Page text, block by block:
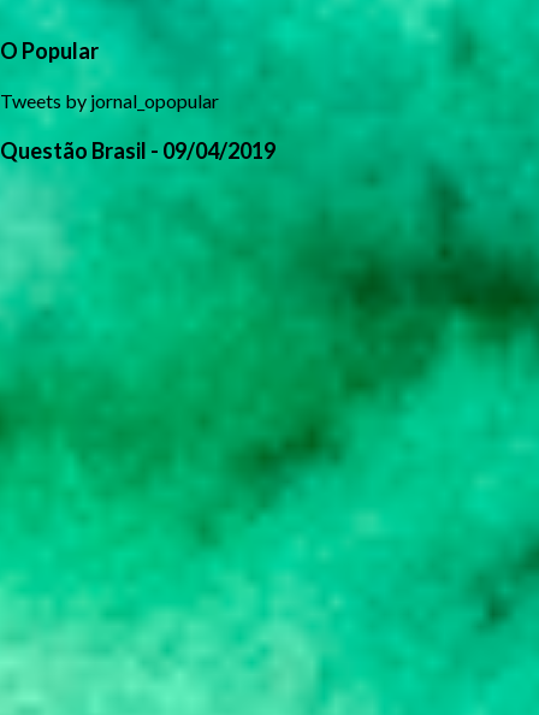
O Popular
Tweets by jornal_opopular
Questão Brasil - 09/04/2019